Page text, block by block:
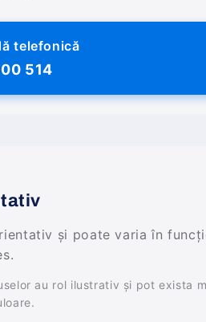
telefonică
514
și poate varia în
au rol ilustrativ și pot exista